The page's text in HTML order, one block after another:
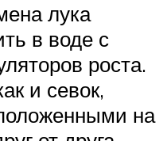
лука
в воде с
роста.
и севок,
на